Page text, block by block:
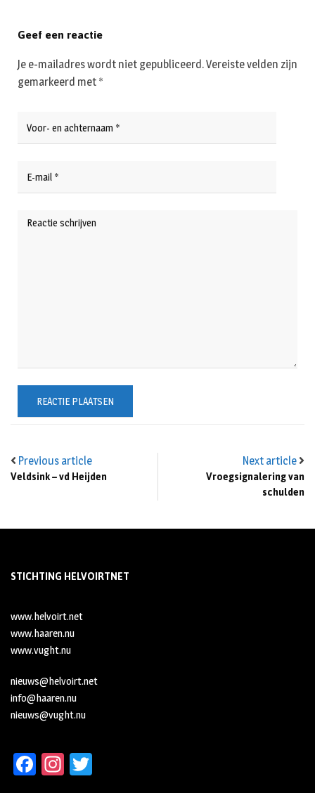
Previous article
Veldsink – vd Heijden
Next article
Vroegsignalering van
schulden
Geef een reactie
Je e-mailadres wordt niet gepubliceerd.Vereiste velden zijn
gemarkeerd met *
STICHTING HELVOIRTNET
www.helvoirt.net
www.haaren.nu
www.vught.nu
nieuws@helvoirt.net
info@haaren.nu
nieuws@vught.nu
Fa In